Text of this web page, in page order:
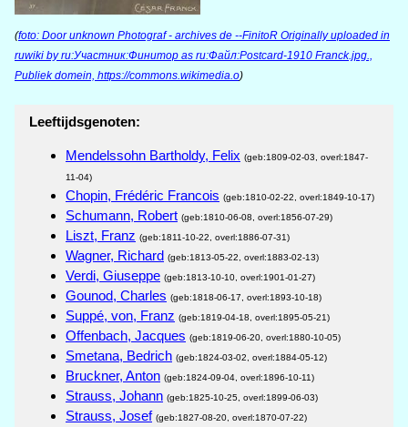
(foto: Door unknown Photograf - archives de --FinitoR Originally uploaded in
ruwiki by ru:Участник:Финитор as ru:Файл:Postcard-1910 Franck.jpg.,
Publiek domein, https://commons.wikimedia.o)
Leeftijdsgenoten:
Mendelssohn Bartholdy, Felix (geb:1809-02-03, overl:1847-
11-04)
Chopin, Frédéric Francois (geb:1810-02-22, overl:1849-10-17)
Schumann, Robert (geb:1810-06-08, overl:1856-07-29)
Liszt, Franz (geb:1811-10-22, overl:1886-07-31)
Wagner, Richard (geb:1813-05-22, overl:1883-02-13)
Verdi, Giuseppe (geb:1813-10-10, overl:1901-01-27)
Gounod, Charles (geb:1818-06-17, overl:1893-10-18)
Suppé, von, Franz (geb:1819-04-18, overl:1895-05-21)
Offenbach, Jacques (geb:1819-06-20, overl:1880-10-05)
Smetana, Bedrich (geb:1824-03-02, overl:1884-05-12)
Bruckner, Anton (geb:1824-09-04, overl:1896-10-11)
Strauss, Johann (geb:1825-10-25, overl:1899-06-03)
Strauss, Josef (geb:1827-08-20, overl:1870-07-22)